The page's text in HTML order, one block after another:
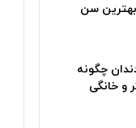
بهترین سن
چگونه
و خانگی